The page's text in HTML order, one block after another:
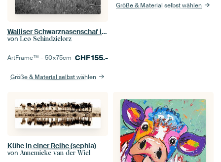
Walliser Schwarznasenschaf in schwarz/weiß
von Leo Schindzielorz
ArtFrame™ –50×75cm CHF155.-
Größe & Material selbst wählen
Größe & Material selbst wählen
Kühe in einer Reihe (sephia)
von Annemieke van der Wiel